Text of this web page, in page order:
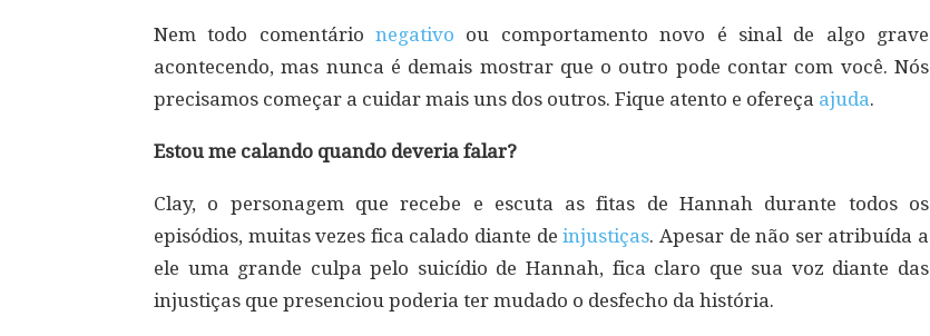
Nem todo comentárionegativo ou comportamento novo é sinal de algo grave
acontecendo, mas nunca é demais mostrar que o outro pode contar com você. Nós
precisamos começar a cuidar mais uns dos outros. Fique atento e ofereça ajuda.
Estou me calando quando deveria falar?
Clay, o personagem que recebe e escuta as fitas de Hannah durante todos os
episódios, muitas vezes fica calado diante deinjustiças. Apesar de não ser atribuída a
ele uma grande culpa pelo suicídio de Hannah, fica claro que sua voz diante das
injustiças que presenciou poderia ter mudado o desfecho da história.